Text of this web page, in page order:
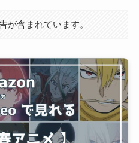
が含まれています。